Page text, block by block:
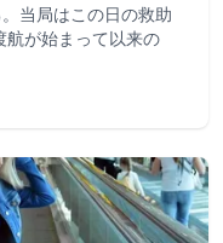
当局はこの日の救助
航が始まって以来の